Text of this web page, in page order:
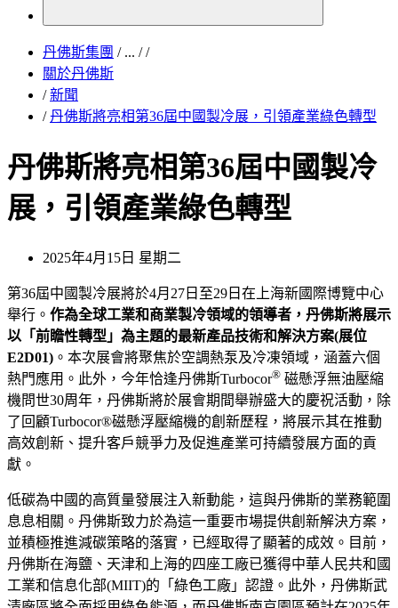
丹佛斯集團 /... / /
關於丹佛斯
/ 新聞
/ 丹佛斯將亮相第36屆中國製冷展，引領產業綠色轉型
丹佛斯將亮相第36屆中國製冷
展，引領產業綠色轉型
2025年4月15日 星期二
第36屆中國製冷展將於4月27日至29日在上海新國際博覽中心
舉行。 作為全球工業和商業製冷領域的領導者，丹佛斯將展示
以「前瞻性轉型」為主題的最新產品技術和解決方案(展位
E2D01) 。本次展會將聚焦於空調熱泵及冷凍領域，涵蓋六個
熱門應用。此外，今年恰逢丹佛斯Turbocor® 磁懸浮無油壓縮
機問世30周年，丹佛斯將於展會期間舉辦盛大的慶祝活動，除
了回顧Turbocor®磁懸浮壓縮機的創新歷程，將展示其在推動
高效創新、提升客戶競爭力及促進產業可持續發展方面的貢
獻。
低碳為中國的高質量發展注入新動能，這與丹佛斯的業務範圍
息息相關。丹佛斯致力於為這一重要市場提供創新解決方案，
並積極推進減碳策略的落實，已經取得了顯著的成效。目前，
丹佛斯在海鹽、天津和上海的四座工廠已獲得中華人民共和國
工業和信息化部(MIIT)的「綠色工廠」認證。此外，丹佛斯武